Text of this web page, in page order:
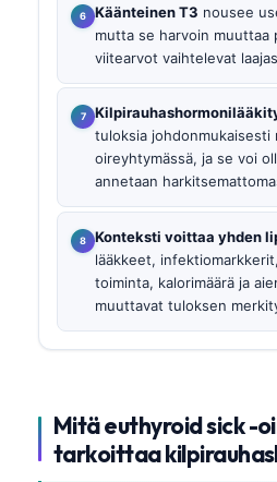
Käänteinen T3 nousee
mutta se harvoin muuttaa
viitearvot vaihtelevat
tuloksia
oireyhtymässä, ja se voi
annetaan
Konteksti voittaa yhden
lääkkeet,
toiminta, kalorimäärä ja
muuttavat tuloksen
Mitä euthyroid sick -
tarkoittaa